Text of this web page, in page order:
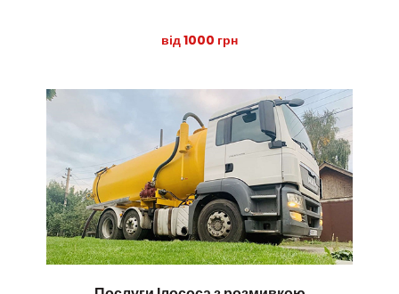
від 1000 грн